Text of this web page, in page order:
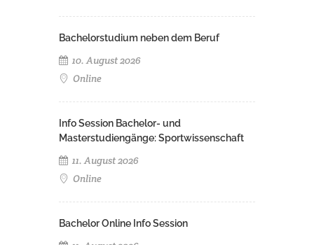
Bachelorstudium neben dem Beruf
10. August 2026
Online
Info Session Bachelor- und
Masterstudiengänge: Sportwissenschaft
11. August 2026
Online
Bachelor Online Info Session